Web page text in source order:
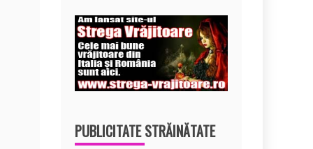
PUBLICITATE STRĂINĂTATE